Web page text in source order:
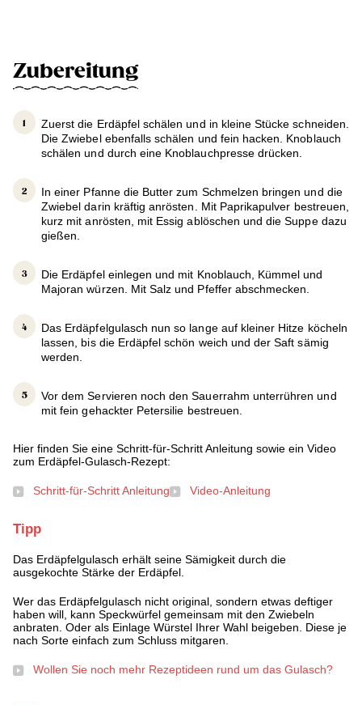
Zubereitung
Zuerst die Erdäpfel schälen und in kleine Stücke schneiden.
Die Zwiebel ebenfalls schälen und fein hacken. Knoblauch
schälen und durch eine Knoblauchpresse drücken.
In einer Pfanne die Butter zum Schmelzen bringen und die
Zwiebel darin kräftig anrösten. Mit Paprikapulver bestreuen,
kurz mit anrösten, mit Essig ablöschen und die Suppe dazu
gießen.
Die Erdäpfel einlegen und mit Knoblauch, Kümmel und
Majoran würzen. Mit Salz und Pfeffer abschmecken.
Das Erdäpfelgulasch nun so lange auf kleiner Hitze köcheln
lassen, bis die Erdäpfel schön weich und der Saft sämig
werden.
Vor dem Servieren noch den Sauerrahm unterrühren und
mit fein gehackter Petersilie bestreuen.
Hier finden Sie eine Schritt-für-Schritt Anleitung sowie ein Video
zum Erdäpfel-Gulasch-Rezept:
Schritt-für-Schritt Anleitung Video-Anleitung
Tipp
Das Erdäpfelgulasch erhält seine Sämigkeit durch die
ausgekochte Stärke der Erdäpfel.
Wer das Erdäpfelgulasch nicht original, sondern etwas deftiger
haben will, kann Speckwürfel gemeinsam mit den Zwiebeln
anbraten. Oder als Einlage Würstel Ihrer Wahl beigeben. Diese je
nach Sorte einfach zum Schluss mitgaren.
Wollen Sie noch mehr Rezeptideen rund um das Gulasch?